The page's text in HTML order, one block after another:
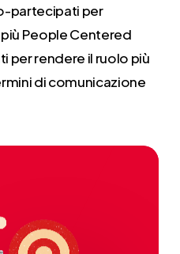
partecipati per
People Centered
per rendere il ruolo più
di comunicazione